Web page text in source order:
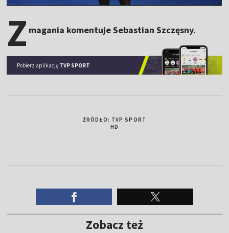
Z magania komentuje Sebastian Szczęsny.
Pobierz aplikację TVP SPORT
ŹRÓDŁO: TVP SPORT
HD
Zobacz też